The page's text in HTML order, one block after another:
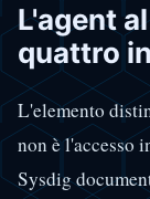
L'agent
quattro
L'elemento
non è l'accesso
Sysdig